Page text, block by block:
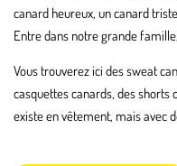
canard heureux, un canard
Entre dans notre grande
Vous trouverez ici des sweat
casquettes canards, des shorts
existe en vêtement, mais avec